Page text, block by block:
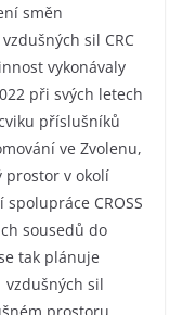
směn
sil CRC
vykonávaly
při svých letech
příslušníků
ve Zvolenu,
prostor v okolí
CROSS
sousedů do
tak plánuje
vzdušných sil